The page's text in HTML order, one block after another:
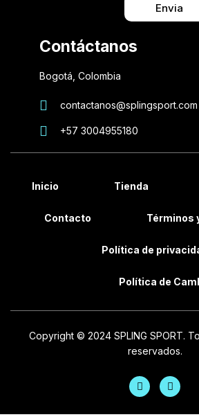
Envia
Contáctanos
Bogotá, Colombia
contactanos@splingsport.com
+57 3004955180
Inicio Tienda
Contacto Términos
Política de
Política de
Copyright © 2024 SPLING SPORT.
reservados.